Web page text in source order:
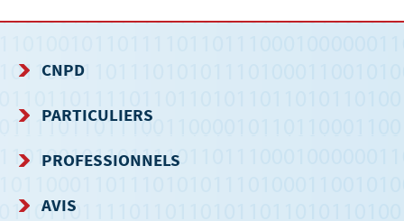
MENU
DE
NAVIGATION
CNPD
PARTICULIERS
PROFESSIONNELS
AVIS